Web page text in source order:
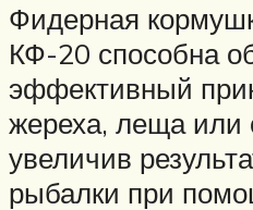
Фидерная
КФ-20 способна
эффективный
жереха, леща
увеличив
рыбалки при